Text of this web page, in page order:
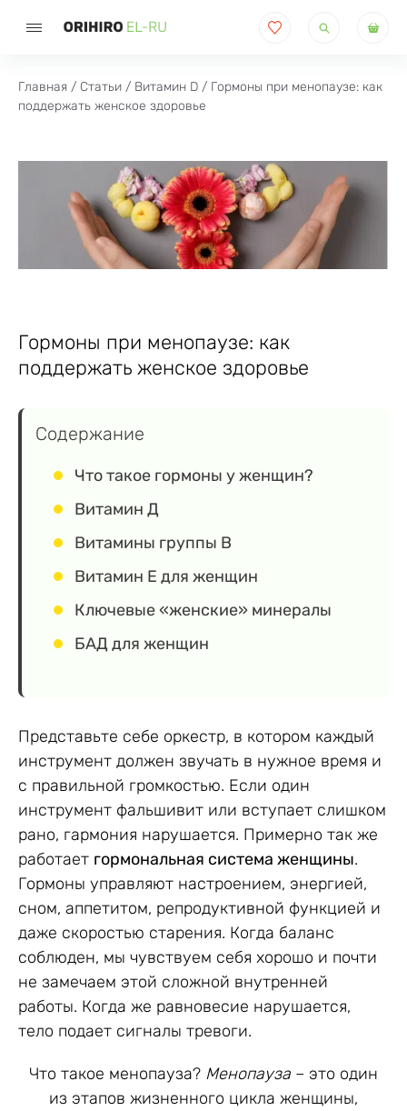
товаров
Главная / Статьи / Витамин D / Гормоны при менопаузе: как
поддержать женское здоровье
Гормоны при менопаузе: как
поддержать женское здоровье
Содержание
Что такое гормоны у женщин?
Витамин Д
Витамины группы В
Витамин Е для женщин
Ключевые «женские» минералы
БАД для женщин
Представьте себе оркестр, в котором каждый
инструмент должен звучать в нужное время и
с правильной громкостью. Если один
инструмент фальшивит или вступает слишком
рано, гармония нарушается. Примерно так же
работает гормональная система женщины.
Гормоны управляют настроением, энергией,
сном, аппетитом, репродуктивной функцией и
даже скоростью старения. Когда баланс
соблюден, мы чувствуем себя хорошо и почти
не замечаем этой сложной внутренней
работы. Когда же равновесие нарушается,
тело подает сигналы тревоги.
Что такое менопауза? Менопауза – это один
из этапов жизненного цикла женщины,